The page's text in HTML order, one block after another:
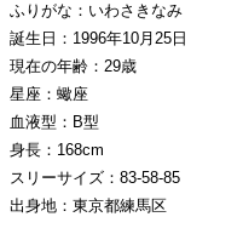
ふりがな：いわさきなみ
誕生日：1996年10月25日
現在の年齢：29歳
星座：蠍座
血液型：B型
身長：168cm
スリーサイズ：83-58-85
出身地：東京都練馬区